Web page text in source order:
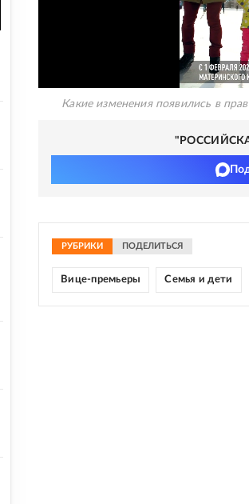
Какие изменения появились в
РУБРИКИ ПОДЕЛИТЬСЯ
Вице-премьеры Семья и дети